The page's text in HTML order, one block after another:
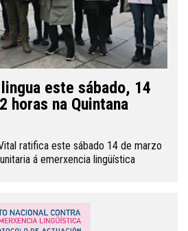
este sábado, 14
horas na Quintana
ratifica este sábado 14 de marzo
á emerxencia lingüística